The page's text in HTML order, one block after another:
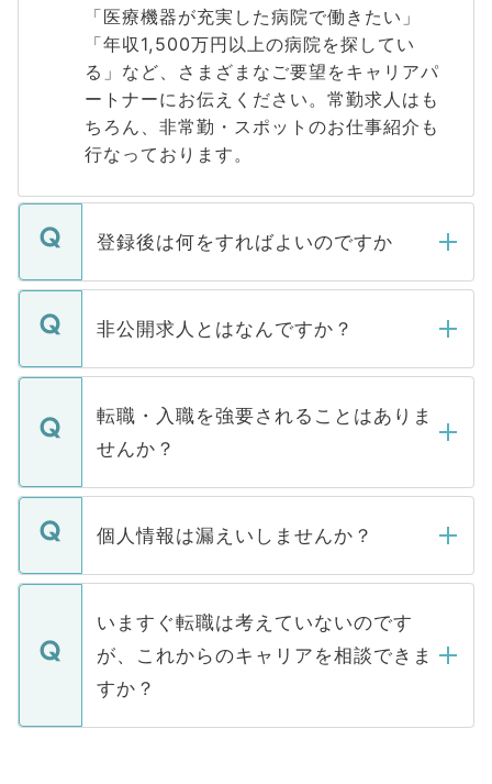
「医療機器が充実した病院で働きたい」
「年収1,500万円以上の病院を探してい
る」など、さまざまなご要望をキャリアパ
ートナーにお伝えください。常勤求人はも
ちろん、非常勤・スポットのお仕事紹介も
行なっております。
登録後は何をすればよいのですか
ご登録いただきましたら、弊社担当者がご
登録内容を確認し、その後メールもしくは
ます。通常、5営業日以内にはご連絡をせて
いただきますので、しばらくお待ちくださ
い。
非公開求人とはなんですか？
マイナビDOCTORで取り扱っている求人の
うち約3割は、Webサイトからご覧いただ
けない「非公開求人」です。非公開求人は
下記の理由によって、一般には公開してい
ません。
■応募殺到を避けるため 人気のある医療機
関を公にしてしまうと、応募が殺到する場
に、医療機関が求める条件に合った人材の
みを人材紹介会社に依頼するケースが増え
ています。
転職・入職を強要されることはありま
せんか？
転職・入職を強要することは一切ありませ
ん。また、仮に応募先から内定をいただい
定を承諾する必要はありません。内定先へ
の辞退の連絡はキャリアパートナーが行い
ますので、ご安心ください。
個人情報は漏えいしませんか？
個人情報が漏えいすることはありませんの
で、ご安心ください。当サイトからの登録
などで収集したご登録者様の個人情報は、
ご本人のキャリアアップおよび転職活動の
支援を目的に使用いたします。お預かりし
ているすべての個人データはご本人の許可
いますぐ転職は考えていないのです
が、これからのキャリアを相談できま
すか？